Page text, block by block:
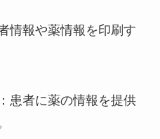
情報や薬情報を印刷す
患者に薬の情報を提供